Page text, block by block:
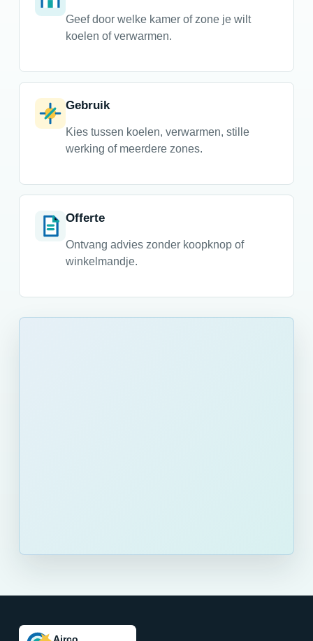
Geef door welke kamer of zone je wilt
koelen of verwarmen.
Gebruik
Kies tussen koelen, verwarmen, stille
werking of meerdere zones.
Offerte
Ontvang advies zonder koopknop of
winkelmandje.